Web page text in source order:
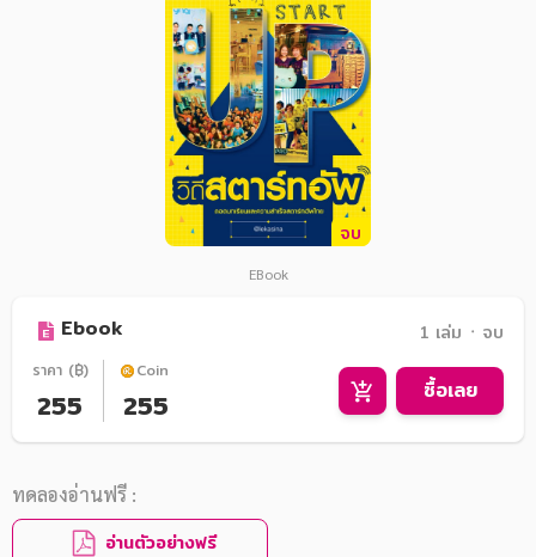
จบ
EBook
Ebook 1 เล่ม ᛫ จบ
ราคา (฿)
255
Coin
255 ซื้อเลย
ทดลองอ่านฟรี :
อ่านตัวอย่างฟรี